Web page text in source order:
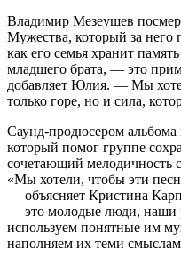
Владимир Мезеушев
Мужества, который за него
как его семья хранит
младшего брата, — это
добавляет Юлия. — Мы
только горе, но и сила,
Саунд-продюсером
который помог группе
сочетающий мелодичность
«Мы хотели, чтобы эти
— объясняет Кристина
— это молодые люди, наши
используем понятные им
наполняем их теми